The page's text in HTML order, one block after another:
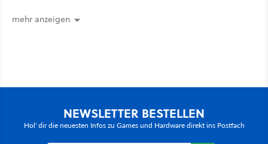
mehr anzeigen
NEWSLETTER BESTELLEN
Hol' dir die neuesten Infos zu Games und Hardware direkt ins Postfach